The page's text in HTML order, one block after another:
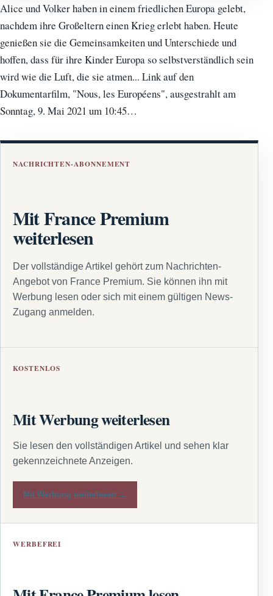
Alice und Volker haben in einem friedlichen Europa gelebt,
nachdem ihre Großeltern einen Krieg erlebt haben. Heute
genießen sie die Gemeinsamkeiten und Unterschiede und
hoffen, dass für ihre Kinder Europa so selbstverständlich sein
wird wie die Luft, die sie atmen... Link auf den
Dokumentarfilm, "Nous, les Européens", ausgestrahlt am
Sonntag, 9. Mai 2021 um 10:45…
NACHRICHTEN-ABONNEMENT
Mit France Premium
weiterlesen
Der vollständige Artikel gehört zum Nachrichten-
Angebot von France Premium. Sie können ihn mit
Werbung lesen oder sich mit einem gültigen News-
Zugang anmelden.
KOSTENLOS
Mit Werbung weiterlesen
Sie lesen den vollständigen Artikel und sehen klar
gekennzeichnete Anzeigen.
Mit Werbung weiterlesen →
WERBEFREI